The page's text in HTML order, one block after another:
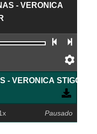
- VERONICA
Faixa
- VERONICA STIGGER
Pausado